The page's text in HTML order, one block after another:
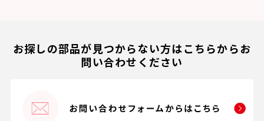
お探しの部品が見つからない方はこちらからお
問い合わせください